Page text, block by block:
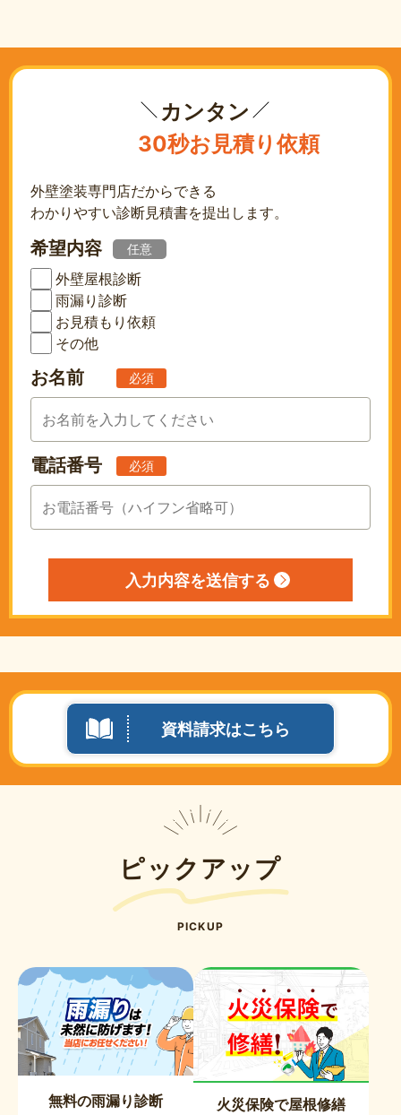
カンタン
30秒お見積り依頼
外壁塗装専門店だからできる
わかりやすい診断見積書を提出します。
希望内容 任意
外壁屋根診断
雨漏り診断
お見積もり依頼
その他
お名前 必須
電話番号 必須
資料請求はこちら
ピックアップ
PICKUP
無料の雨漏り診断 火災保険で屋根修繕